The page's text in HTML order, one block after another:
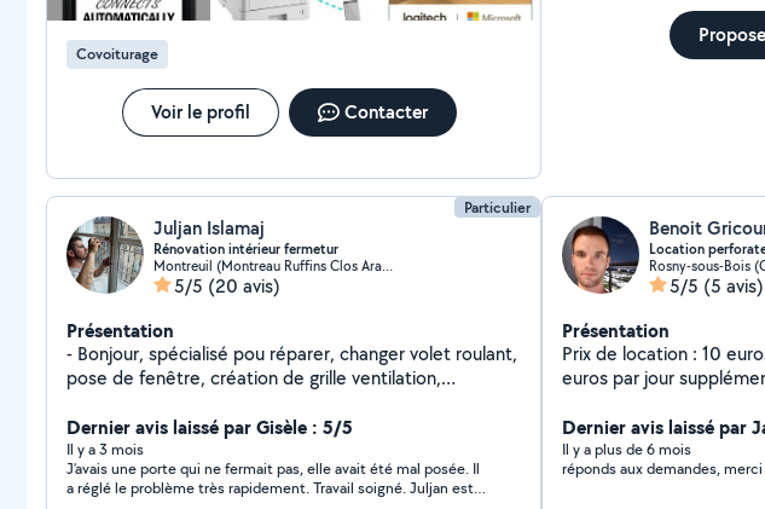
Covoiturage
Voir le profil Contacter
Particulier
Juljan Islamaj
Rénovation intérieur fermetur
Montreuil (Montreau Ruffins Clos Arachis 3)
5/5 (20 avis)
Présentation
- Bonjour, spécialisé pou réparer, changer volet roulant,
pose de fenêtre, création de grille ventilation,
bricolage rénovation intérieur etc merci. ( tel
060229547QUATRE'´´) vous pouvez prendre mon
numéro ici, et m'appeler pour toutes les questions?
Dernier avis laissé par Gisèle : 5/5
Il y a 3 mois
J’avais une porte qui ne fermait pas, elle avait été mal posée. Il
a réglé le problème très rapidement. Travail soigné. Juljan est
Benoit
Location
Rosny-sous-Bois
5/5 (5 avis)
Présentation
Prix de location : 10
euros par jour supplémentaire. Caution
loué avec 6 forets SDS-
butée de profondeur et
adaptateur. Longueur du câble : 4m Il est maniable,
Dernier avis laissé par
Il y a plus de 6 mois
réponds aux demandes, merci